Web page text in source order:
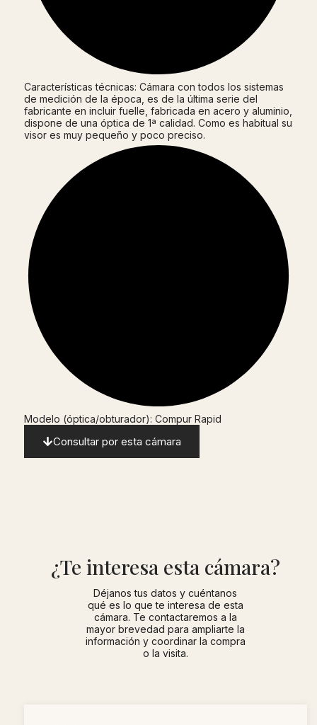
Características técnicas: Cámara con todos los sistemas
de medición de la época, es de la última serie del
fabricante en incluir fuelle, fabricada en acero y aluminio,
dispone de una óptica de 1ª calidad. Como es habitual su
visor es muy pequeño y poco preciso.
Modelo (óptica/obturador): Compur Rapid
Consultar por esta cámara
¿Te interesa esta cámara?
Déjanos tus datos y cuéntanos
qué es lo que te interesa de esta
cámara. Te contactaremos a la
mayor brevedad para ampliarte la
información y coordinar la compra
o la visita.